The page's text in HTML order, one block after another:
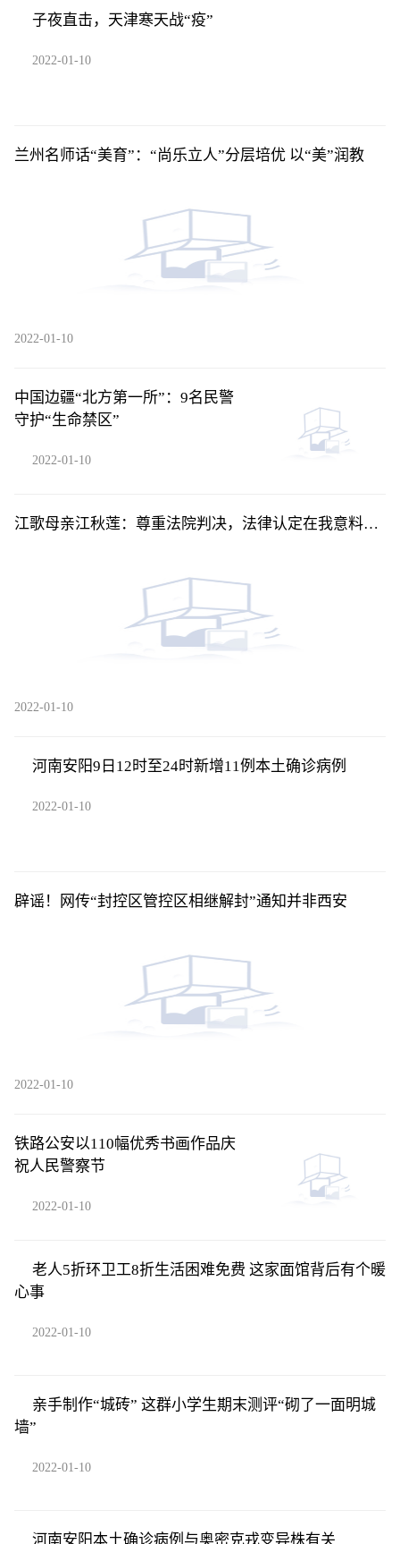
子夜直击，天津寒天战“疫”
2022-01-10
兰州名师话“美育”：“尚乐立人”分层培优 以“美”润教
2022-01-10
中国边疆“北方第一所”：9名民警
守护“生命禁区”
2022-01-10
江歌母亲江秋莲：尊重法院判决，法律认定在我意料之
2022-01-10
河南安阳9日12时至24时新增11例本土确诊病例
2022-01-10
辟谣！网传“封控区管控区相继解封”通知并非西安
2022-01-10
铁路公安以110幅优秀书画作品庆
祝人民警察节
2022-01-10
老人5折环卫工8折生活困难免费 这家面馆背后有个暖
心事
2022-01-10
亲手制作“城砖” 这群小学生期末测评“砌了一面明城
墙”
2022-01-10
河南安阳本土确诊病例与奥密克戎变异株有关